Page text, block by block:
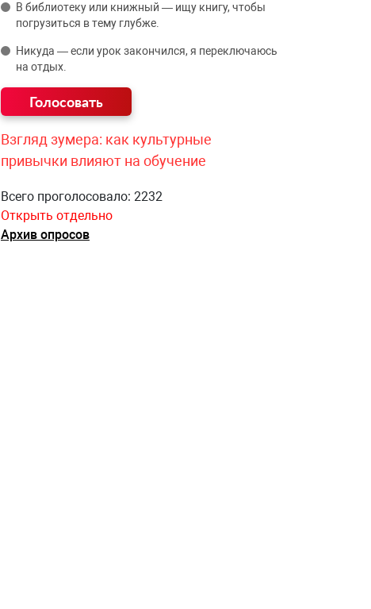
В библиотеку или книжный — ищу книгу, чтобы
погрузиться в тему глубже.
Никуда — если урок закончился, я переключаюсь
на отдых.
Взгляд зумера: как культурные
привычки влияют на обучение
Всего проголосовало: 2232
Открыть отдельно
Архив опросов